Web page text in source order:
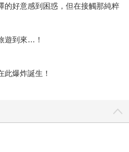
的好意感到困惑，但在接觸那純粹
遊到來…！
此爆炸誕生！